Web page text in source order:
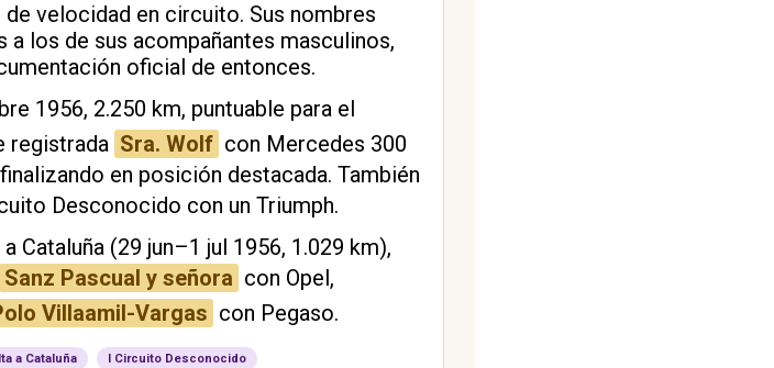
velocidad en circuito. Sus nombres
los de sus acompañantes masculinos,
oficial de entonces.
1956, 2.250 km, puntuable para el
registrada Sra. Wolf con Mercedes 300
en posición destacada. También
Desconocido con un Triumph.
Cataluña (29 jun–1 jul 1956, 1.029 km),
Sanz Pascual y señora con Opel,
Villaamil-Vargas con Pegaso.
a Cataluña I Circuito Desconocido